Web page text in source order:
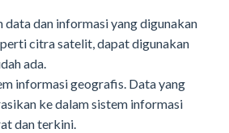
data dan informasi yang digunakan
citra satelit, dapat digunakan
ada.
informasi geografis. Data yang
ke dalam sistem informasi
dan terkini.